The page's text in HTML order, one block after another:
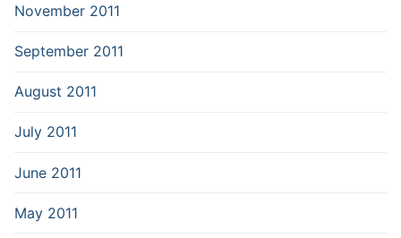
November 2011
September 2011
August 2011
July 2011
June 2011
May 2011